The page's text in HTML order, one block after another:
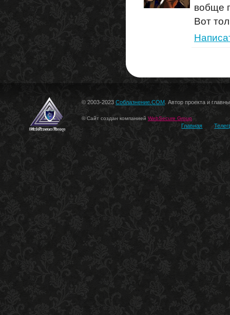
вобще
Вот
© 2003-2023 Соблазнение.COM . Автор проекта и
© Сайт создан компанией WebSecure Group
Главная